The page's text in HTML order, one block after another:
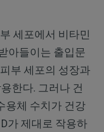
세포에서 비타민
아들이는 출입문
부 세포의 성장과
한다. 그러나 건
용체 수치가 건강
가 제대로 작용하